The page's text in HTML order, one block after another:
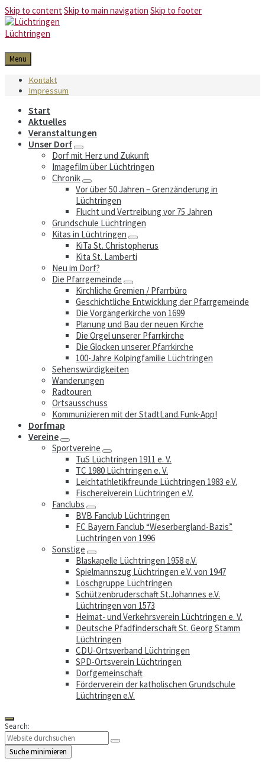
Skip to contentSkip to main navigation Skip to footer
Lüchtringen
Menu
Kontakt
Impressum
Start
Aktuelles
Veranstaltungen
Unser Dorf
Dorf mit Herz und Zukunft
Imagefilm über Lüchtringen
Chronik
Vor über 50 Jahren – Grenzänderung in
Lüchtringen
Flucht und Vertreibung vor 75 Jahren
Grundschule Lüchtringen
Kitas in Lüchtringen
KiTa St. Christopherus
Kita St. Lamberti
Neu im Dorf?
Die Pfarrgemeinde
Kirchliche Gremien / Pfarrbüro
Geschichtliche Entwicklung der Pfarrgemeinde
Die Vorgängerkirche von 1699
Planung und Bau der neuen Kirche
Die Orgel unserer Pfarrkirche
Die Glocken unserer Pfarrkirche
100-Jahre Kolpingfamilie Lüchtringen
Sehenswürdigkeiten
Wanderungen
Radtouren
Ortsausschuss
Kommunizieren mit der StadtLand.Funk-App!
Dorfmap
Vereine
Sportvereine
TuS Lüchtringen 1911 e. V.
TC 1980 Lüchtringen e. V.
Leichtathletikfreunde Lüchtringen 1983 e.V.
Fischereiverein Lüchtringen e.V.
Fanclubs
BVB Fanclub Lüchtringen
FC Bayern Fanclub “Weserbergland-Bazis”
Lüchtringen von 1996
Sonstige
Blaskapelle Lüchtringen 1958 e.V.
Spielmannszug Lüchtringen e.V. von 1947
Löschgruppe Lüchtringen
Schützenbruderschaft St.Johannes e.V.
Lüchtringen von 1573
Heimat- und Verkehrsverein Lüchtringen e. V.
Deutsche Pfadfinderschaft St. Georg Stamm
Lüchtringen
CDU-Ortsverband Lüchtringen
SPD-Ortsverein Lüchtringen
Dorfgemeinschaft
Förderverein der katholischen Grundschule
Lüchtringen e.V.
Search:
Suche minimieren